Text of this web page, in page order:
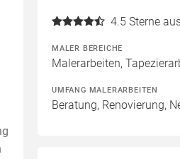
4.5 Sterne
MALER BEREICHE
Malerarbeiten,
UMFANG MALERARBEITEN
Beratung, Renovierung,